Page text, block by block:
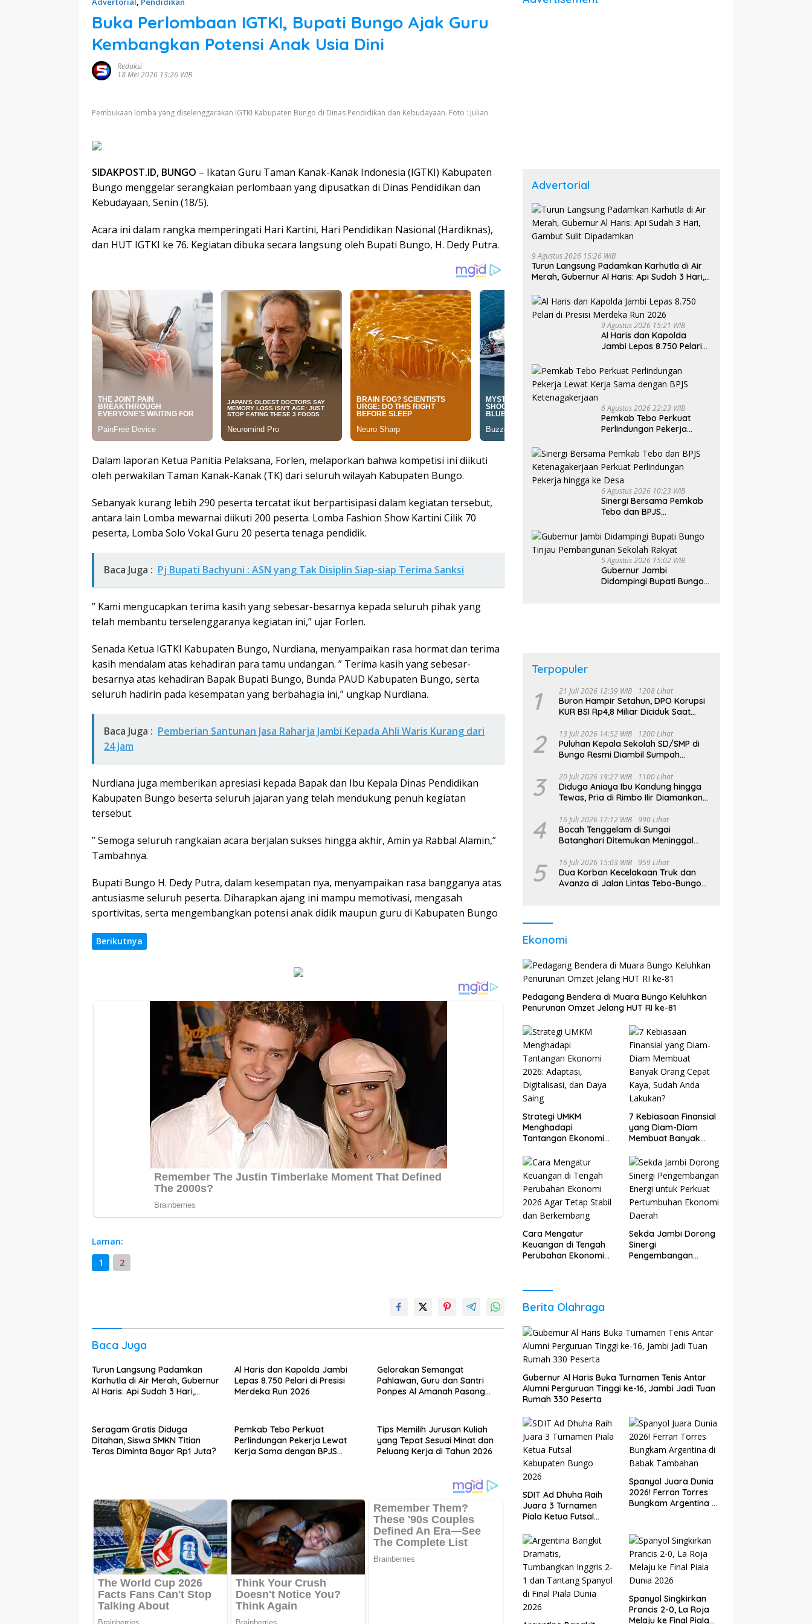
Buka Perlombaan IGTKI, Bupati Bungo Ajak Guru
Kembangkan Potensi Anak Usia Dini
Redaksi
18 Mei 2026 13:26 WIB
Pembukaan lomba yang diselenggarakan IGTKI Kabupaten Bungo di Dinas Pendidikan dan Kebudayaan. Foto : Julian
SIDAKPOST.ID, BUNGO – Ikatan Guru Taman Kanak-Kanak Indonesia (IGTKI) Kabupaten
Bungo menggelar serangkaian perlombaan yang dipusatkan di Dinas Pendidikan dan
Kebudayaan, Senin (18/5).
Acara ini dalam rangka memperingati Hari Kartini, Hari Pendidikan Nasional (Hardiknas),
dan HUT IGTKI ke 76. Kegiatan dibuka secara langsung oleh Bupati Bungo, H. Dedy Putra.
Dalam laporan Ketua Panitia Pelaksana, Forlen, melaporkan bahwa kompetisi ini diikuti
oleh perwakilan Taman Kanak-Kanak (TK) dari seluruh wilayah Kabupaten Bungo.
Sebanyak kurang lebih 290 peserta tercatat ikut berpartisipasi dalam kegiatan tersebut,
antara lain Lomba mewarnai diikuti 200 peserta. Lomba Fashion Show Kartini Cilik 70
peserta, Lomba Solo Vokal Guru 20 peserta tenaga pendidik.
Baca Juga : Pj Bupati Bachyuni : ASN yang Tak Disiplin Siap-siap Terima Sanksi
” Kami mengucapkan terima kasih yang sebesar-besarnya kepada seluruh pihak yang
telah membantu terselenggaranya kegiatan ini,” ujar Forlen.
Senada Ketua IGTKI Kabupaten Bungo, Nurdiana, menyampaikan rasa hormat dan terima
kasih mendalam atas kehadiran para tamu undangan. ” Terima kasih yang sebesar-
besarnya atas kehadiran Bapak Bupati Bungo, Bunda PAUD Kabupaten Bungo, serta
seluruh hadirin pada kesempatan yang berbahagia ini,” ungkap Nurdiana.
Baca Juga : Pemberian Santunan Jasa Raharja Jambi Kepada Ahli Waris Kurang dari
24 Jam
Nurdiana juga memberikan apresiasi kepada Bapak dan Ibu Kepala Dinas Pendidikan
Kabupaten Bungo beserta seluruh jajaran yang telah mendukung penuh kegiatan
tersebut.
” Semoga seluruh rangkaian acara berjalan sukses hingga akhir, Amin ya Rabbal Alamin,”
Tambahnya.
Bupati Bungo H. Dedy Putra, dalam kesempatan nya, menyampaikan rasa bangganya atas
antusiasme seluruh peserta. Diharapkan ajang ini mampu memotivasi, mengasah
sportivitas, serta mengembangkan potensi anak didik maupun guru di Kabupaten Bungo
Berikutnya
Laman:
1
2
Baca Juga
Turun Langsung Padamkan
Karhutla di Air Merah, Gubernur
Al Haris: Api Sudah 3 Hari,
Al Haris dan Kapolda Jambi
Lepas 8.750 Pelari di Presisi
Merdeka Run 2026
Gelorakan Semangat
Pahlawan, Guru dan Santri
Ponpes Al Amanah Pasang
Seragam Gratis Diduga
Ditahan, Siswa SMKN Titian
Teras Diminta Bayar Rp1 Juta?
Pemkab Tebo Perkuat
Perlindungan Pekerja Lewat
Kerja Sama dengan BPJS
Tips Memilih Jurusan Kuliah
yang Tepat Sesuai Minat dan
Peluang Kerja di Tahun 2026
Advertorial
9 Agustus 2026 15:26 WIB
Turun Langsung Padamkan Karhutla di Air
Merah, Gubernur Al Haris: Api Sudah 3 Hari,
9 Agustus 2026 15:21 WIB
Al Haris dan Kapolda
Jambi Lepas 8.750 Pelari
2026
6 Agustus 2026 22:23 WIB
Pemkab Tebo Perkuat
Perlindungan Pekerja
BPJS Ketenagakerjaan
6 Agustus 2026 10:23 WIB
Sinergi Bersama Pemkab
Tebo dan BPJS
Perlindungan Pekerja
hingga ke Desa
5 Agustus 2026 15:02 WIB
Gubernur Jambi
Didampingi Bupati Bungo
Terpopuler
1 21 Juli 2026 12:39 WIB 1208 Lihat
Buron Hampir Setahun, DPO Korupsi
KUR BSI Rp4,8 Miliar Diciduk Saat
2 13 Juli 2026 14:52 WIB 1200 Lihat
Puluhan Kepala Sekolah SD/SMP di
Bungo Resmi Diambil Sumpah
3 20 Juli 2026 19:27 WIB 1100 Lihat
Diduga Aniaya Ibu Kandung hingga
Tewas, Pria di Rimbo Ilir Diamankan
4 16 Juli 2026 17:12 WIB 990 Lihat
Bocah Tenggelam di Sungai
Batanghari Ditemukan Meninggal
5 16 Juli 2026 15:03 WIB 959 Lihat
Dua Korban Kecelakaan Truk dan
Avanza di Jalan Lintas Tebo-Bungo
Ekonomi
Pedagang Bendera di Muara Bungo Keluhkan
Penurunan Omzet Jelang HUT RI ke-81
Strategi UMKM
Menghadapi
Tantangan Ekonomi
Digitalisasi, dan Daya
Saing
7 Kebiasaan Finansial
yang Diam-Diam
Membuat Banyak
Sudah Anda Lakukan?
Cara Mengatur
Keuangan di Tengah
Perubahan Ekonomi
Berkembang
Sekda Jambi Dorong
Sinergi
Pengembangan
Berita Olahraga
Gubernur Al Haris Buka Turnamen Tenis Antar
Alumni Perguruan Tinggi ke-16, Jambi Jadi Tuan
Rumah 330 Peserta
SDIT Ad Dhuha Raih
Juara 3 Turnamen
Piala Ketua Futsal
2026
Spanyol Juara Dunia
2026! Ferran Torres
Bungkam Argentina di
Spanyol Singkirkan
Prancis 2-0, La Roja
Melaju ke Final Piala